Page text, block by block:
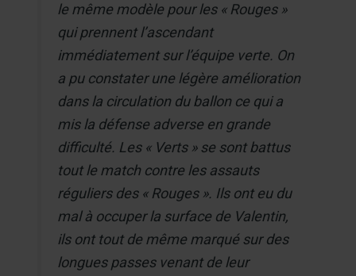
le même modèle pour les « Rouges »
qui prennent l’ascendant
immédiatement sur l’équipe verte. On
a pu constater une légère amélioration
dans la circulation du ballon ce qui a
mis la défense adverse en grande
difficulté. Les « Verts » se sont battus
tout le match contre les assauts
réguliers des « Rouges ». Ils ont eu du
mal à occuper la surface de Valentin,
ils ont tout de même marqué sur des
longues passes venant de leur